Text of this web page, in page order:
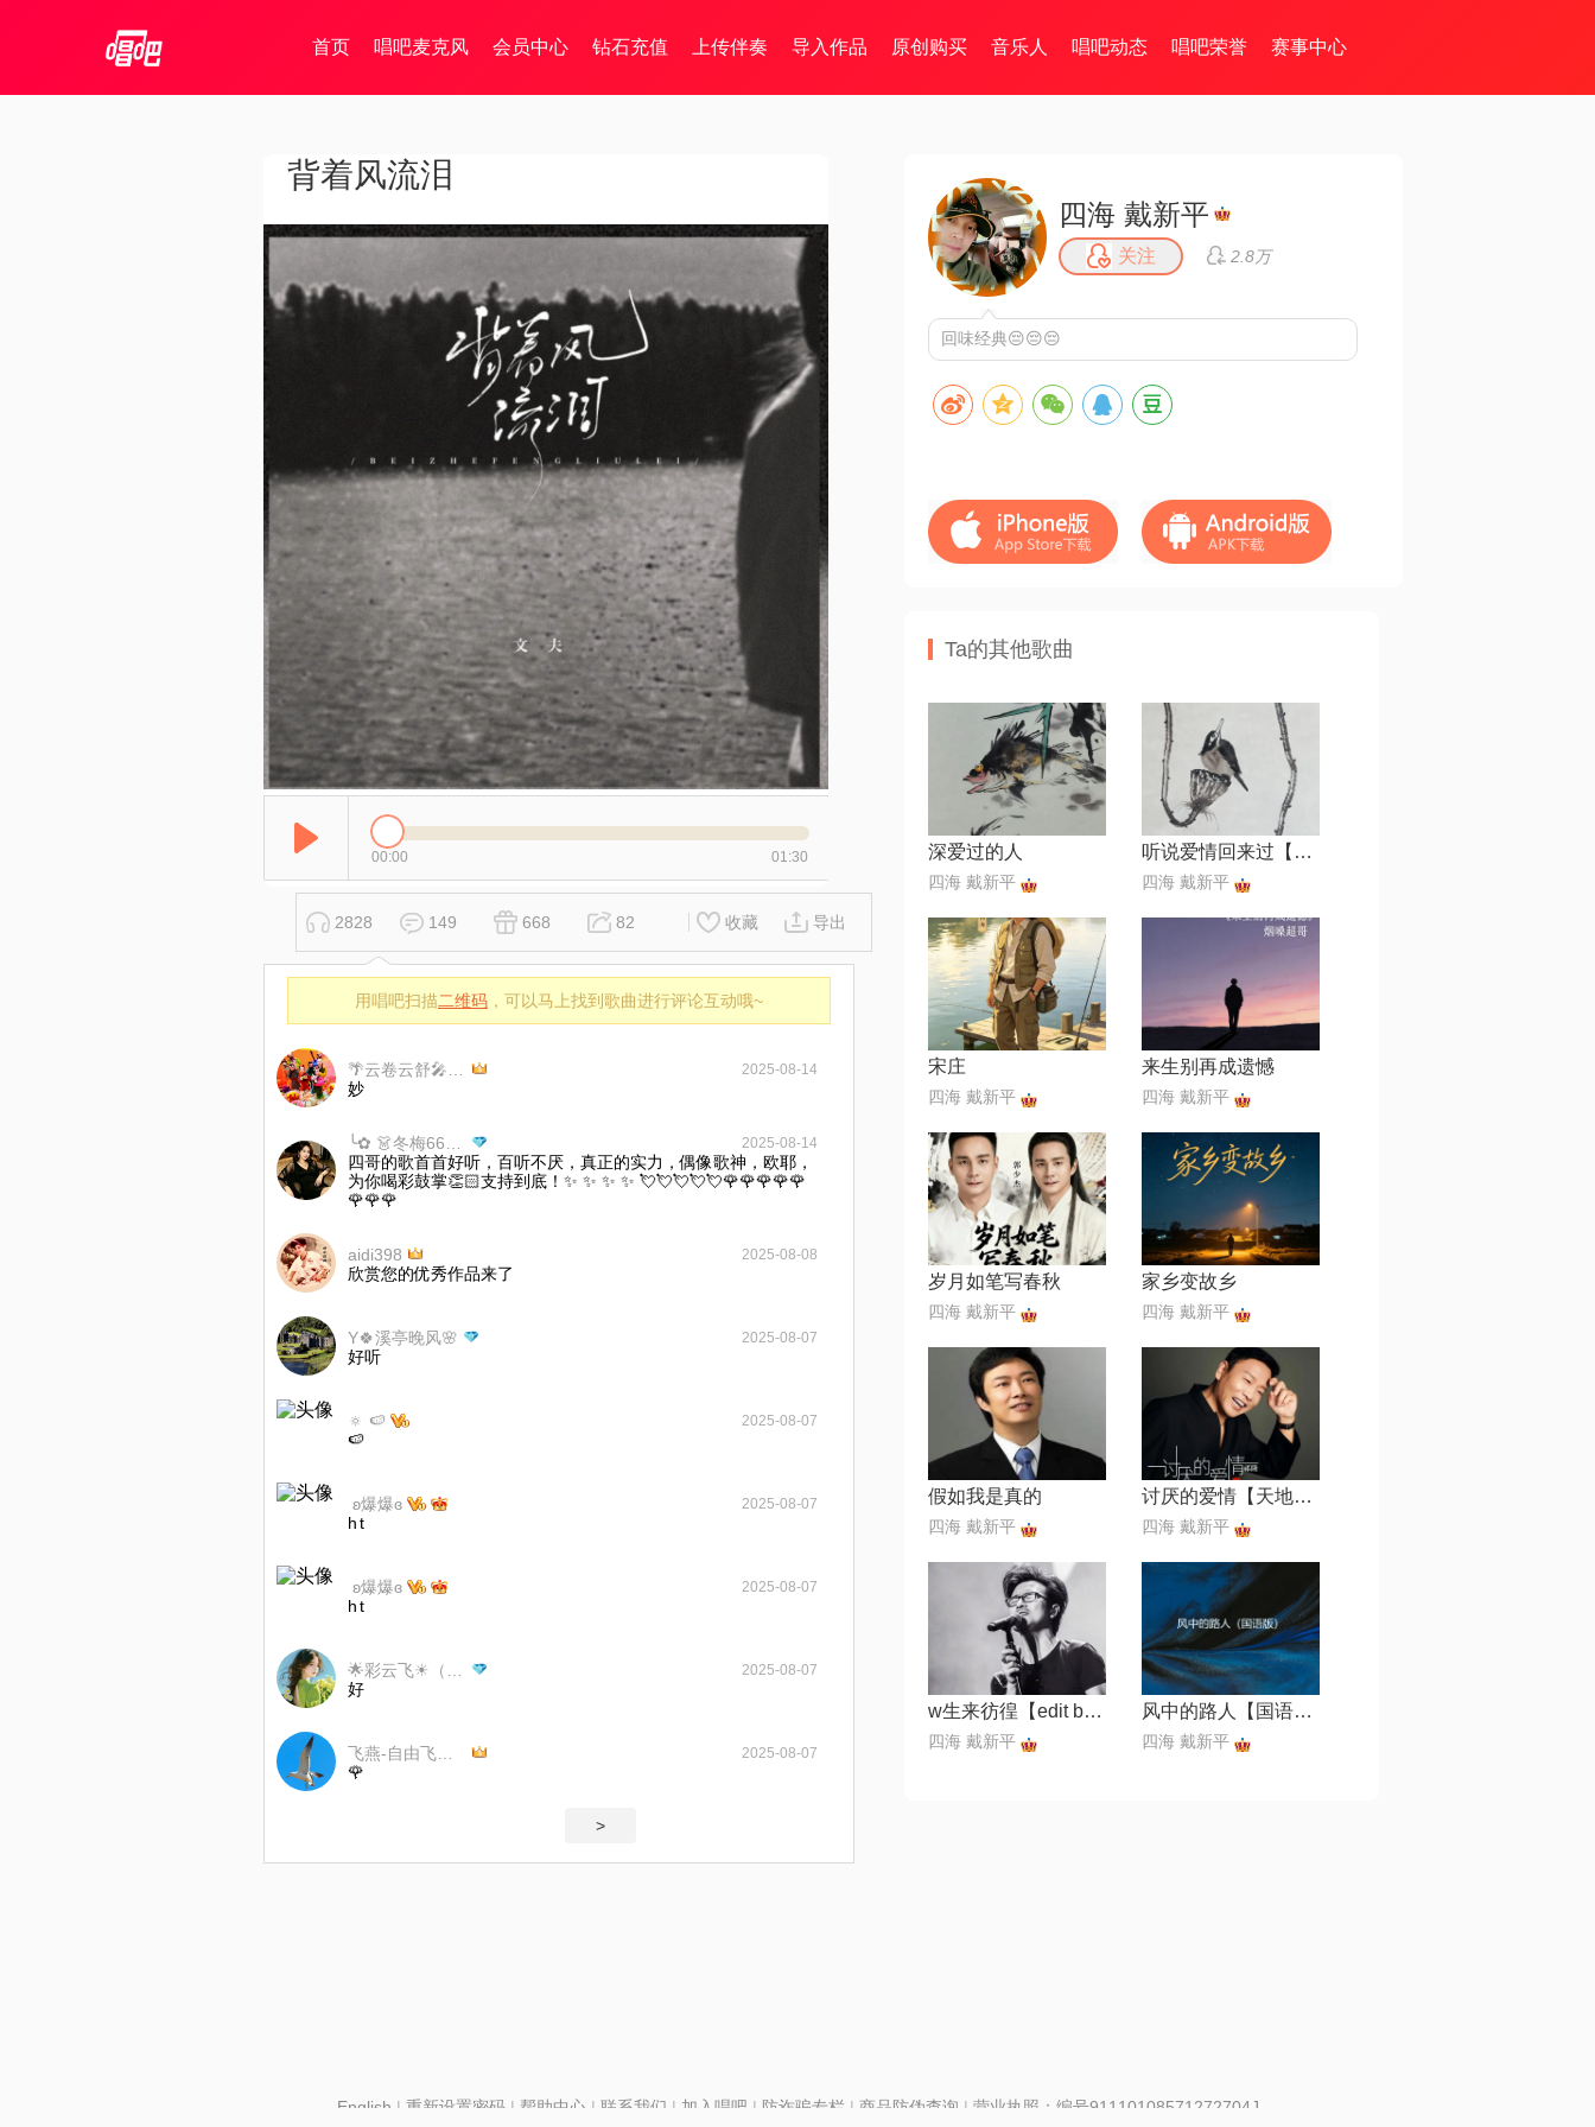
首页 唱吧麦克风 会员中心 钻石充值 上传伴奏 导入作品 原创购买 音乐人 唱吧动态 唱吧荣誉 赛事中心
背着风流泪
00:00 01:30
2828 149 668 82 收藏 导出
用唱吧扫描二维码 ，可以马上找到歌曲进行评论互动哦~
2025-08-14
妙
2025-08-14
四哥的歌首首好听，百听不厌，真正的实力，偶像歌神，欧耶，
为你喝彩鼓掌👏🏻支持到底！✨ ✨ ✨ ✨ 💘💘💘💘💘🌹🌹🌹🌹🌹
🌹🌹🌹
aidi398 2025-08-08
欣赏您的优秀作品来了
Y🍀溪亭晚风🌸 2025-08-07
好听
🔅 🍉 2025-08-07
🍉
‌ ‌ʚ爆爆ɞ‌ 2025-08-07
h t
‌ ‌ʚ爆爆ɞ‌ 2025-08-07
h t
2025-08-07
好
2025-08-07
🌹
>
四海 戴新平
关注 2.8万
回味经典😔😔😔
Ta的其他歌曲
深爱过的人
四海 戴新平
听说爱情回来过【Live】
四海 戴新平
宋庄
四海 戴新平
来生别再成遗憾
四海 戴新平
岁月如笔写春秋
四海 戴新平
家乡变故乡
四海 戴新平
假如我是真的
四海 戴新平
讨厌的爱情【天地制作】
四海 戴新平
w生来彷徨【edit by 风中】
四海 戴新平
风中的路人【国语版】
四海 戴新平
English | 重新设置密码| 帮助中心 | 联系我们 | 加入唱吧 | 防诈骗专栏 | 商品防伪查询 | 营业执照：编号91110108571272704J